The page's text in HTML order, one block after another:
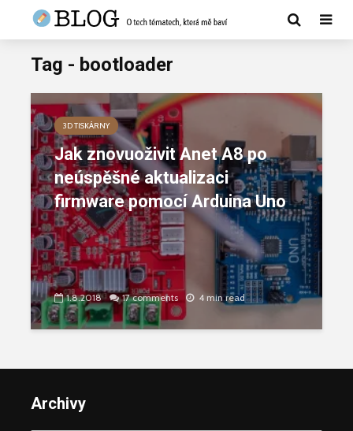
Tag - bootloader
3D TISKÁRNY
Jak znovuoživit Anet A8 po
neúspěšné aktualizaci
firmware pomocí Arduina Uno
1.8.2018 17 comments 4 min read
Archivy